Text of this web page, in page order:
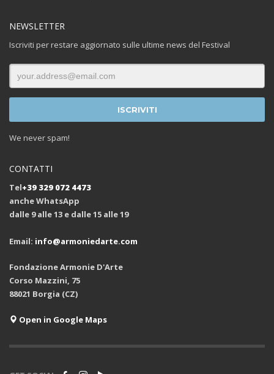
NEWSLETTER
Iscriviti per restare aggiornato sulle ultime news del Festival
We never spam!
CONTATTI
Tel+39 329 072 4473
anche WhatsApp
dalle 9 alle 13 e dalle 15 alle 19
Email: info@armoniedarte.com
Fondazione Armonie D'Arte
Corso Mazzini, 75
88021 Borgia (CZ)
Open in Google Maps